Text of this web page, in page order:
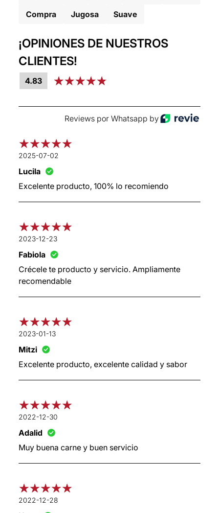
Compra
Jugosa Suave
¡OPINIONES DE NUESTROS
CLIENTES!
4.83
Reviews por Whatsapp by
2025-07-02
Lucila
Excelente producto, 100% lo recomiendo
2023-12-23
Fabiola
Crécele te producto y servicio. Ampliamente
recomendable
2023-01-13
Mitzi
Excelente producto, excelente calidad y sabor
2022-12-30
Adalid
Muy buena carne y buen servicio
2022-12-28